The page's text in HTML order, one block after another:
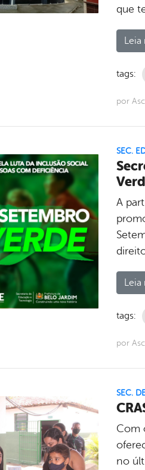
que
Leia
tags:
por
SEC.
A
Leia
tags:
por
SEC.
Com
no